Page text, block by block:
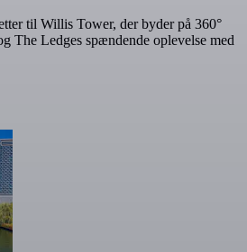
til Willis Tower, der byder på 360°
The Ledges spændende oplevelse med